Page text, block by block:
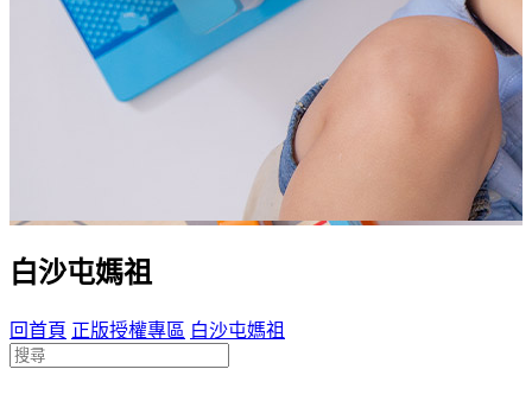
白沙屯媽祖
回首頁 正版授權專區 白沙屯媽祖